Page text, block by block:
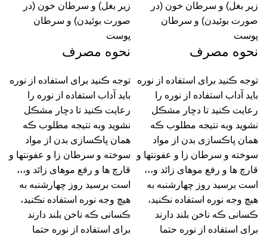
زیر بغل) و سرطان خون (در
صورت بوئیدن) و سرطان
پوست
نحوه مصرف
توجه ڪنید برای استفاده از نوره
باید آداب استفاده از نوره را
رعایت ڪنید تا دچار مشڪل
نشوید وبه نتیجه مطلوب ڪه
همان پاڪسازی بدن از مواد
سوخته و سرطان زا و عفونتها و
قارچ ها و رفع موهای زائد و،،،
است برسید روز چهارشنبه به
هیچ وجه نوره استفاده نڪنید،
ڪسانی ڪه ناخن بلند دارند
برای استفاده از نوره حتما
زیر بغل) و سرطان خون (در
صورت بوئیدن) و سرطان
پوست
نحوه مصرف
توجه ڪنید برای استفاده از نوره
باید آداب استفاده از نوره را
رعایت ڪنید تا دچار مشڪل
نشوید وبه نتیجه مطلوب ڪه
همان پاڪسازی بدن از مواد
سوخته و سرطان زا و عفونتها و
قارچ ها و رفع موهای زائد و،،،
است برسید روز چهارشنبه به
هیچ وجه نوره استفاده نڪنید،
ڪسانی ڪه ناخن بلند دارند
برای استفاده از نوره حتما